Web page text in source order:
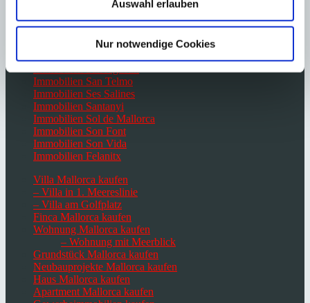
Auswahl erlauben
Nur notwendige Cookies
Immobilien Paguera
Immobilien Palma de Mallorca
Immobilien Port Andratx
Immobilien Portals Nous
Immobilien San Telmo
Immobilien Ses Salines
Immobilien Santanyi
Immobilien Sol de Mallorca
Immobilien Son Font
Immobilien Son Vida
Immobilien Felanitx
Villa Mallorca kaufen
– Villa in 1. Meereslinie
– Villa am Golfplatz
Finca Mallorca kaufen
Wohnung Mallorca kaufen
– Wohnung mit Meerblick
Grundstück Mallorca kaufen
Neubauprojekte Mallorca kaufen
Haus Mallorca kaufen
Apartment Mallorca kaufen